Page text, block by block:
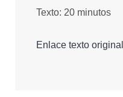
Texto: 20 minutos
Enlace texto original